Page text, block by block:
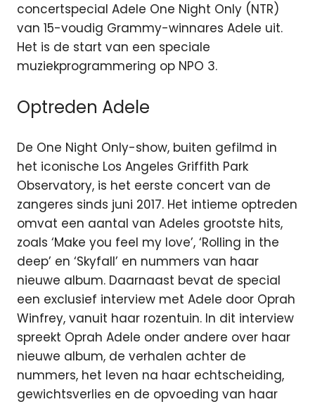
concertspecial Adele One Night Only (NTR)
van 15-voudig Grammy-winnares Adele uit.
Het is de start van een speciale
muziekprogrammering op NPO 3.
Optreden Adele
De One Night Only-show, buiten gefilmd in
het iconische Los Angeles Griffith Park
Observatory, is het eerste concert van de
zangeres sinds juni 2017. Het intieme optreden
omvat een aantal van Adeles grootste hits,
zoals ‘Make you feel my love’, ‘Rolling in the
deep’ en ‘Skyfall’ en nummers van haar
nieuwe album. Daarnaast bevat de special
een exclusief interview met Adele door Oprah
Winfrey, vanuit haar rozentuin. In dit interview
spreekt Oprah Adele onder andere over haar
nieuwe album, de verhalen achter de
nummers, het leven na haar echtscheiding,
gewichtsverlies en de opvoeding van haar